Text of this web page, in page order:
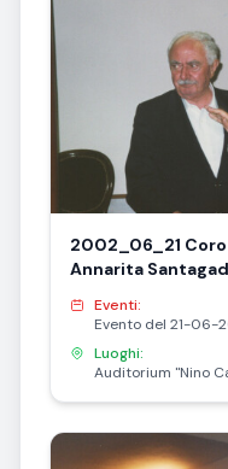
2002_06_21
Annarita
Eventi:
Evento del 21-06-
Luoghi:
Auditorium "Nino